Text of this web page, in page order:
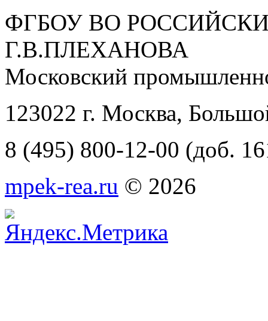
ФГБОУ ВО
Г.В.ПЛЕХАНОВА
Московский
123022 г. Москва,
8 (495) 800-12-00 (доб.
mpek-rea.ru © 2026